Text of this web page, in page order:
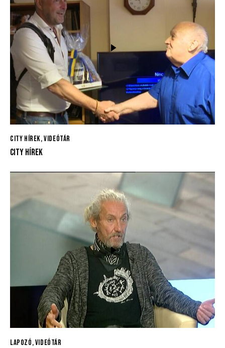
CITY HÍREK,VIDEÓTÁR
CITY HÍREK
LAPOZÓ,VIDEÓTÁR